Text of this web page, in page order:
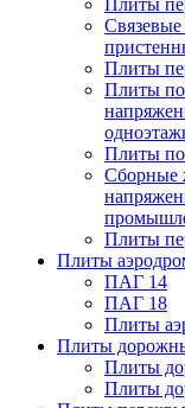
Плиты
Плиты
Плиты
Плиты
Сборные
Плиты
Плиты
ПАГ 14
ПАГ 18
Плиты
Плиты
Плиты
Плиты